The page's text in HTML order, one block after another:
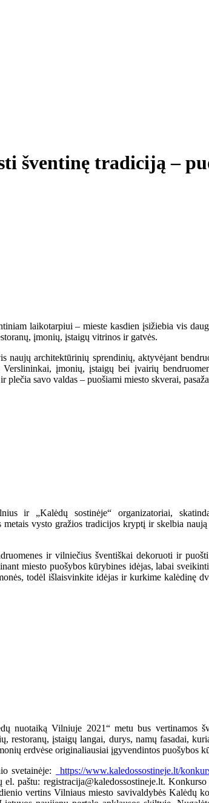
šventinę tradiciją –
laikotarpiui – mieste kasdien įsižiebia vis
įmonių, įstaigų vitrinos ir gatvės.
naujų architektūrinių sprendinių, aktyvėjant
įmonių, įstaigų bei įvairių
savo valdas – puošiami miesto skverai,
ir „Kalėdų sostinėje“ organizatoriai,
vysto gražios tradicijos kryptį ir skelbia
ir vilniečius šventiškai dekoruoti ir
miesto puošybos kūrybines idėjas, labai
todėl išlaisvinkite idėjas ir kurkime kalėdinę
nuotaiką Vilniuje 2021“ metu bus vertinamos
įstaigų langai, durys, namų fasadai,
erdvėse originaliausiai įgyvendintos puošybos
svetainėje:
https://www.kaledossostineje.lt/
paštu: registracija@kaledossostineje.lt.
vertins Vilniaus miesto savivaldybės Kalėdų